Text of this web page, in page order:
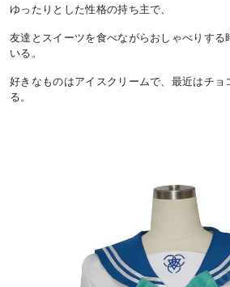
ゆったりとした性格の持ち主で、
友達とスイーツを食べながらおしゃべりす
いる。
好きなものはアイスクリームで、最近はチ
る。